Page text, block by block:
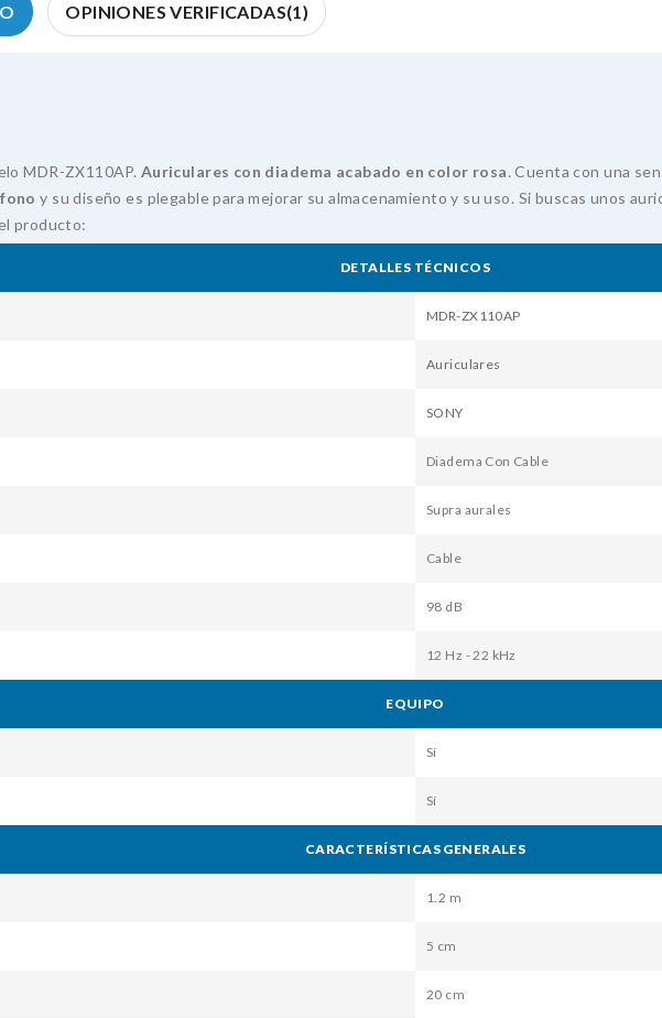
OPINIONES VERIFICADAS(1)
MDR-ZX110AP. Auriculares con diadema acabado en color rosa. Cuenta con una
y su diseño es plegable para mejorar su almacenamiento y su uso. Si buscas unos
producto:
DETALLES TÉCNICOS
MDR-ZX110AP
Auriculares
SONY
Diadema Con Cable
Supra aurales
Cable
98 dB
12 Hz - 22 kHz
EQUIPO
Sí
Sí
CARACTERÍSTICAS GENERALES
1.2 m
5 cm
20 cm